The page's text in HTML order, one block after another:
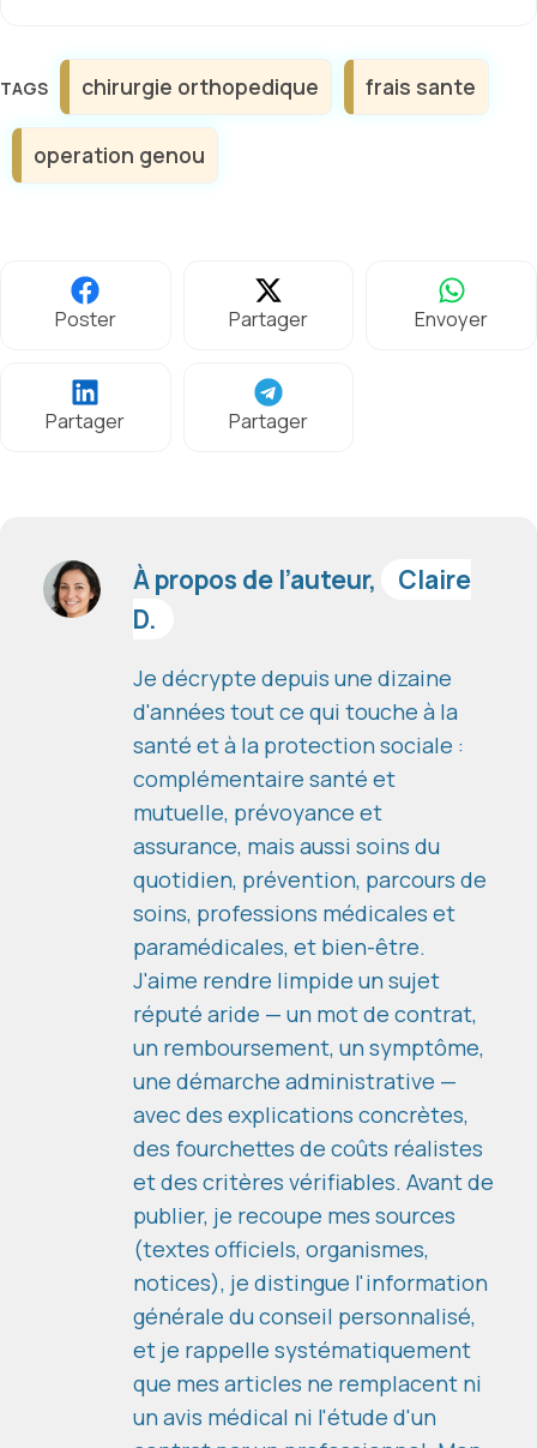
Étiquettes
chirurgie orthopedique frais sante
operation genou
Poster Partager Envoyer
Partager Partager
À propos de l’auteur,
Claire
D.
Je décrypte depuis une dizaine
d'années tout ce qui touche à la
santé et à la protection sociale :
complémentaire santé et
mutuelle, prévoyance et
assurance, mais aussi soins du
quotidien, prévention, parcours de
soins, professions médicales et
paramédicales, et bien-être.
J'aime rendre limpide un sujet
réputé aride — un mot de contrat,
un remboursement, un symptôme,
une démarche administrative —
avec des explications concrètes,
des fourchettes de coûts réalistes
et des critères vérifiables. Avant de
publier, je recoupe mes sources
(textes officiels, organismes,
notices), je distingue l'information
générale du conseil personnalisé,
et je rappelle systématiquement
que mes articles ne remplacent ni
un avis médical ni l'étude d'un